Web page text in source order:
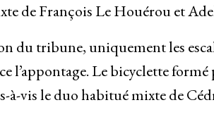
de François Le Houérou et
du tribune, uniquement les
l’appontage. Le bicyclette
vis le duo habitué mixte de